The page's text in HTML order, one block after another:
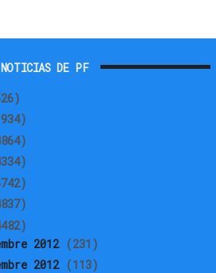
DE PF
2012 (231)
2012 (113)